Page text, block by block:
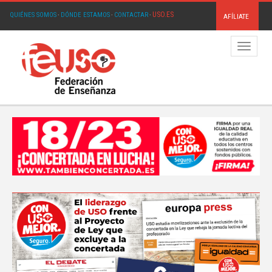
QUIÉNES SOMOS· DÓNDE ESTAMOS· CONTACTAR· USO.ES AFÍLIATE
Menú